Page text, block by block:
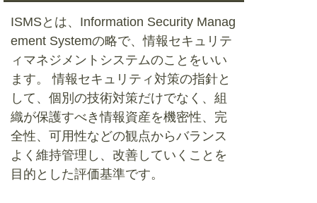
ISMSとは、Information Security Manag
ement Systemの略で、情報セキュリテ
ィマネジメントシステムのことをいい
ます。 情報セキュリティ対策の指針と
して、個別の技術対策だけでなく、組
織が保護すべき情報資産を機密性、完
全性、可用性などの観点からバランス
よく維持管理し、改善していくことを
目的とした評価基準です。